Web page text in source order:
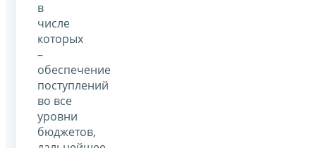
в
числе
которых
–
обеспечение
поступлений
во все
уровни
бюджетов,